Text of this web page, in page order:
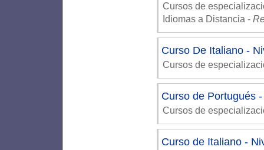
Cursos de
Idiomas a Distancia -
Curso De Italiano -
Cursos de
Curso de Portugués
Cursos de
Curso de Italiano -